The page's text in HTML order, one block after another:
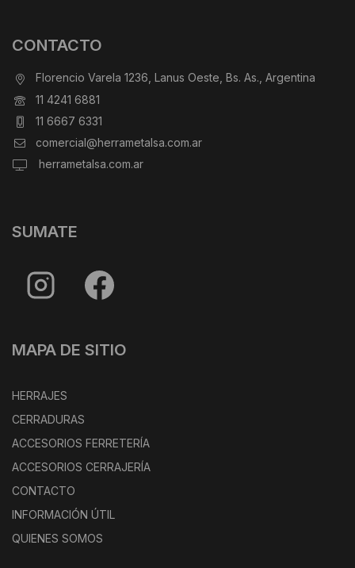
CONTACTO
Florencio Varela 1236, Lanus Oeste, Bs. As., Argentina
11 4241 6881
11 6667 6331
comercial@herrametalsa.com.ar
herrametalsa.com.ar
SUMATE
MAPA DE SITIO
HERRAJES
CERRADURAS
ACCESORIOS FERRETERÍA
ACCESORIOS CERRAJERÍA
CONTACTO
INFORMACIÓN ÚTIL
QUIENES SOMOS